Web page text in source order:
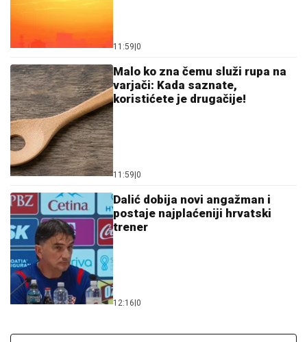
11:59 0
Malo ko zna čemu služi rupa na
varjači: Kada saznate,
koristićete je drugačije!
11:59 0
Dalić dobija novi angažman i
postaje najplaćeniji hrvatski
trener
12:16 0